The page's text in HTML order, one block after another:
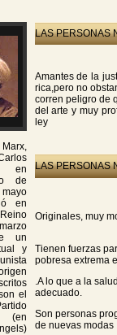
en
de
en
un
y
el
(en
LAS PERSONAS
Amantes de la
rica,pero no
corren peligro de
del arte y muy
ley
LAS PERSONAS
Originales, muy
Tienen fuerzas
pobresa extrema
.A lo que a la
adecuado.
Son personas
de nuevas modas